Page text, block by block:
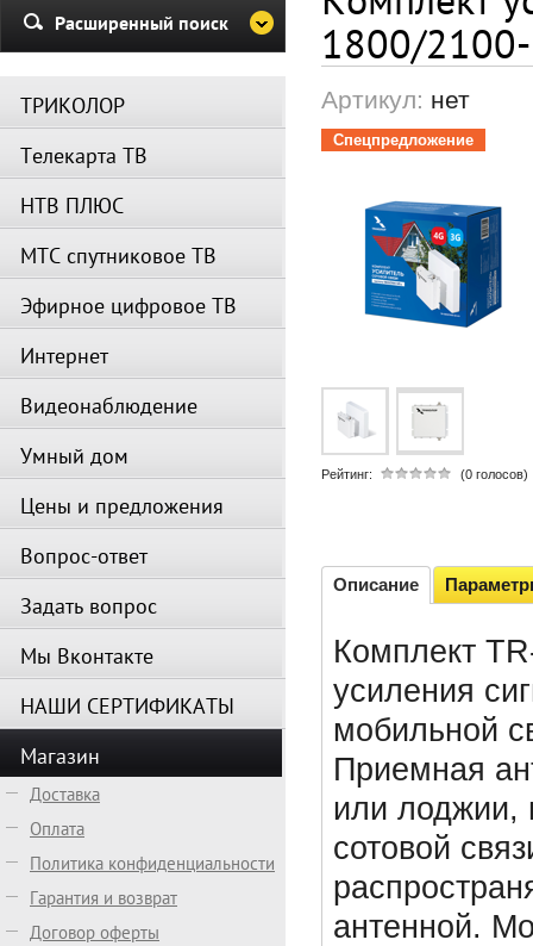
Убедительная просьба в
период не производить поиск
каналов и не перезагружать
Вещание телеканалов и
сервисов возобновится
автоматически по завершении
1800/
Артикул: нет
Спецпредложение
Рейтинг: (0 голосов)
Описание
Комплект
усиления
мобильной
Приемная
или лоджии,
сотовой
антенной.
Расширенный поиск
ТРИКОЛОР
Телекарта ТВ
НТВ ПЛЮС
МТС спутниковое ТВ
Эфирное цифровое ТВ
Интернет
Видеонаблюдение
Умный дом
Цены и предложения
Вопрос-ответ
Задать вопрос
Мы Вконтакте
НАШИ СЕРТИФИКАТЫ
Магазин
Доставка
Оплата
Политика конфиденциальности
Гарантия и возврат
Договор оферты